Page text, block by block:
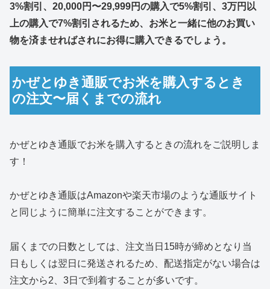
3%割引、20,000円〜29,999円の購入で5%割引、3万円以
上の購入で7%割引されるため、お米と一緒に他のお買い
物を済ませればされにお得に購入できるでしょう。
かぜとゆき通販でお米を購入するとき
の注文〜届くまでの流れ
かぜとゆき通販でお米を購入するときの流れをご説明しま
す！
かぜとゆき通販はAmazonや楽天市場のような通販サイト
と同じように簡単に注文することができます。
届くまでの日数としては、注文当日15時が締めとなり当
日もしくは翌日に発送されるため、配送指定がない場合は
注文から2、3日で到着することが多いです。